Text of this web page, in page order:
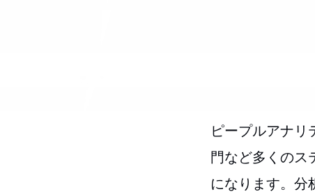
ピープルアナリ
門など多くのス
になります。分